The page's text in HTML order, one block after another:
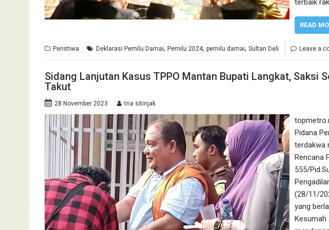
READ
Peristiwa Deklarasi Pemilu Damai, Pemilu 2024, pemilu damai, Sultan Deli Leave a
Sidang Lanjutan Kasus TPPO Mantan Bupati Langkat, Saksi
Takut
28 November 2023 tria sitinjak
Pidana
terdakwa
Rencana
555/
(28/11/
yang
Kesumah